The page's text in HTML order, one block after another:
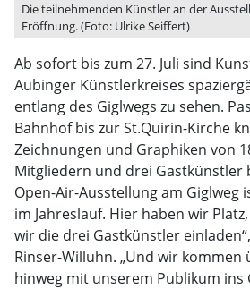
Die teilnehmenden Künstler an der
Eröffnung. (Foto: Ulrike Seiffert)
Ab sofort bis zum 27. Juli sind
Aubinger Künstlerkreises
entlang des Giglwegs zu sehen.
Bahnhof bis zur St.Quirin-Kirche
Zeichnungen und Graphiken von
Mitgliedern und drei Gastkünstler
Open-Air-Ausstellung am Giglweg
im Jahreslauf. Hier haben wir
wir die drei Gastkünstler
Rinser-Willuhn. „Und wir kommen
hinweg mit unserem Publikum ins